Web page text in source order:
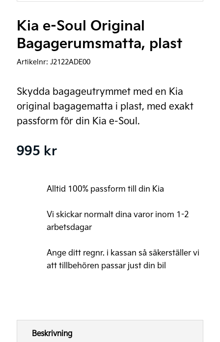
Kia e-Soul Original
Bagagerumsmatta, plast
Artikelnr: J2122ADE00
Skydda bagageutrymmet med en Kia
original bagagematta i plast, med exakt
passform för din Kia e-Soul.
995 kr
Alltid 100% passform till din Kia
Vi skickar normalt dina varor inom 1-2
arbetsdagar
Ange ditt regnr. i kassan så säkerställer vi
att tillbehören passar just din bil
Beskrivning